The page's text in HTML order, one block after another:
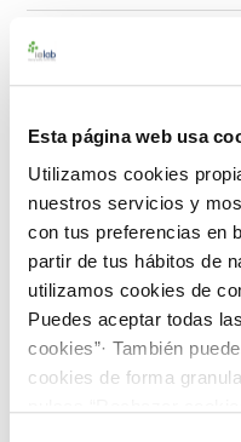
Esta página web usa
Utilizamos cookies
nuestros servicios y
con tus preferencias en
partir de tus hábitos de
utilizamos cookies de
Puedes aceptar todas
cookies”· También
cookies de forma
Material de referencia
para la determinación
blancos
Añadir a la